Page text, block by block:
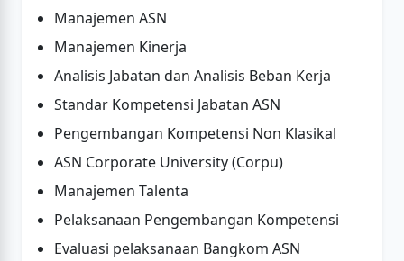
Manajemen ASN
Manajemen Kinerja
Analisis Jabatan dan Analisis Beban Kerja
Standar Kompetensi Jabatan ASN
Pengembangan Kompetensi Non Klasikal
ASN Corporate University (Corpu)
Manajemen Talenta
Pelaksanaan Pengembangan Kompetensi
Evaluasi pelaksanaan Bangkom ASN